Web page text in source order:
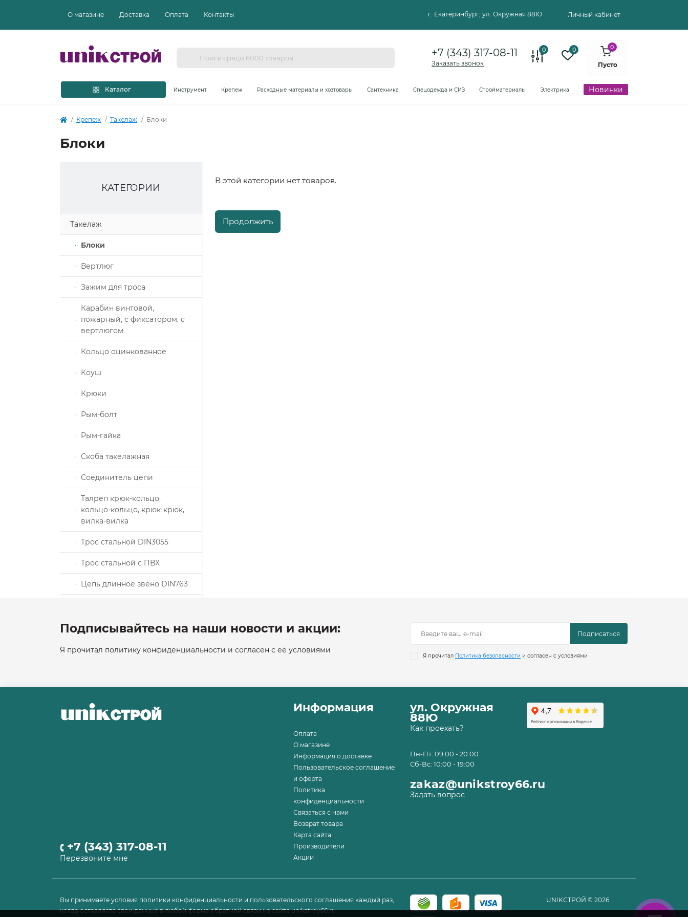
О магазине Доставка Оплата Контакты г. Екатеринбург, ул. Окружная 88Ю Личный кабинет
+7 (343) 317-08-11
Заказать звонок
0 0 0
Пусто
Каталог Инструмент Крепеж Расходные материалы и хозтовары Сантехника Спецодежда и СИЗ Стройматериалы Электрика Новинки
Крепеж Такелаж Блоки
Блоки
КАТЕГОРИИ
Такелаж
Блоки
Вертлюг
Зажим для троса
Карабин винтовой,
пожарный, с фиксатором, с
вертлюгом
Кольцо оцинкованное
Коуш
Крюки
Рым-болт
Рым-гайка
Скоба такелажная
Соединитель цепи
Талреп крюк-кольцо,
кольцо-кольцо, крюк-крюк,
вилка-вилка
Трос стальной DIN3055
Трос стальной с ПВХ
Цепь длинное звено DIN763
В этой категории нет товаров.
Продолжить
Подписывайтесь на наши новости и акции:
Я прочитал политику конфиденциальности и согласен с её условиями
Подписаться
Я прочитал Политика безопасности и согласен с условиями
+7 (343) 317-08-11
Перезвоните мне
Информация
Оплата
О магазине
Информация о доставке
Пользовательское соглашение
и оферта
Политика
конфиденциальности
Связаться с нами
Возврат товара
Карта сайта
Производители
Акции
ул. Окружная
88Ю
Как проехать?
Пн-Пт: 09.00 - 20:00
Сб-Вс: 10:00 - 19:00
zakaz@unikstroy66.ru
Задать вопрос
Вы принимаете условия политики конфиденциальности и пользовательского соглашения каждый раз,
когда оставляете свои данные в любой форме обратной связи на сайте unikstroy66.ru
UNIKСТРОЙ © 2026